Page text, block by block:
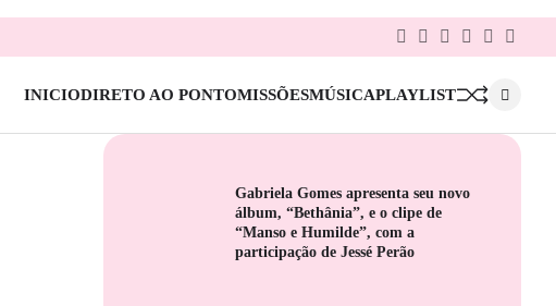
Facebook
Twitter
Google
Linkedin
Pinterest
INICIODIRETO AO PONTOMISSÕESMÚSICAPLAYLIST
Gabriela Gomes apresenta seu novo
álbum, “Bethânia”, e o clipe de
“Manso e Humilde”, com a
participação de Jessé Perão